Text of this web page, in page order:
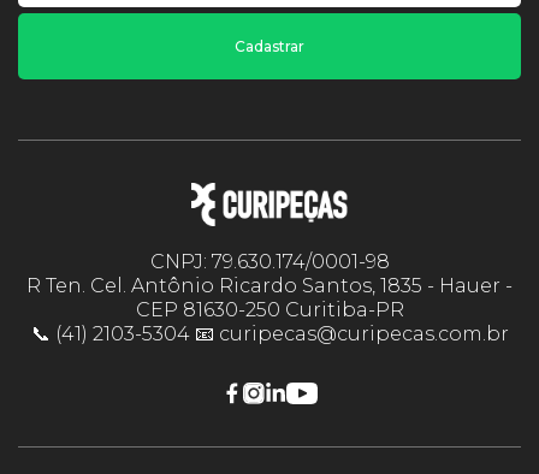
Cadastrar
CNPJ: 79.630.174/0001-98
R Ten. Cel. Antônio Ricardo Santos, 1835 - Hauer -
CEP 81630-250 Curitiba-PR
📞 (41) 2103-5304 📧 curipecas@curipecas.com.br